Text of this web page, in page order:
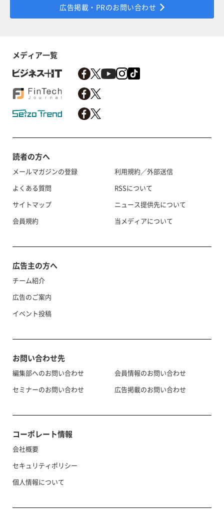
広告掲載・PRのお問い合わせ
メディア一覧
読者の方へ
メールマガジンの登録
よくある質問
サイトマップ
会員規約
利用規約／外部送信
RSSについて
ニュース提供先について
当メディアについて
広告主の方へ
チーム紹介
広告のご案内
イベント投稿
お問い合わせ先
編集部へのお問い合わせ
セミナーのお問い合わせ
会員情報のお問い合わせ
広告掲載のお問い合わせ
コーポレート情報
会社概要
セキュリティポリシー
個人情報について